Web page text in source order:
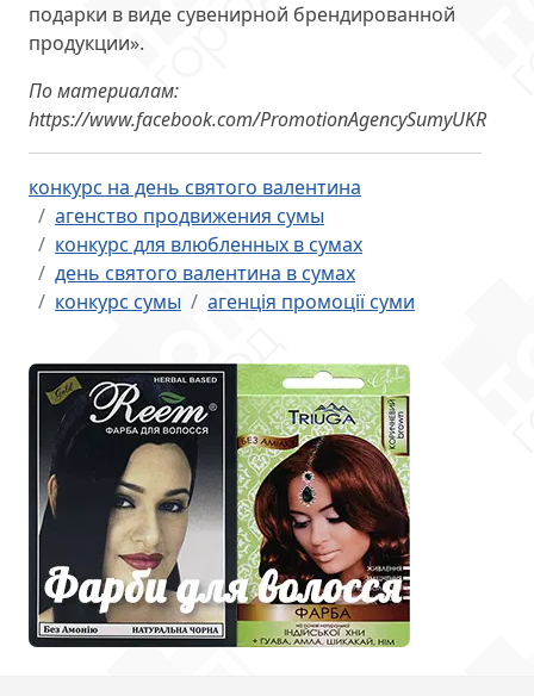
подарки в виде сувенирной брендированной
продукции».
По материалам:
https://www.facebook.com/PromotionAgencySumyUKR
конкурс на день святого валентина
агенство продвижения сумы
конкурс для влюбленных в сумах
день святого валентина в сумах
конкурс сумы
агенція промоції суми